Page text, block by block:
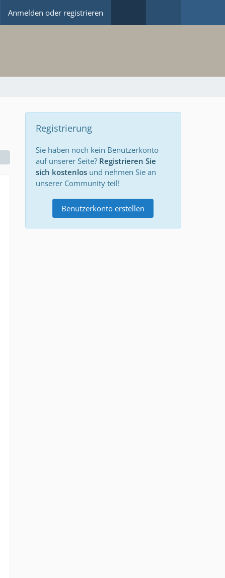
Anmelden oder registrieren
Registrierung
Sie haben noch kein Benutzerkonto
auf unserer Seite? Registrieren Sie
sich kostenlosund nehmen Sie an
unserer Community teil!
Benutzerkonto erstellen